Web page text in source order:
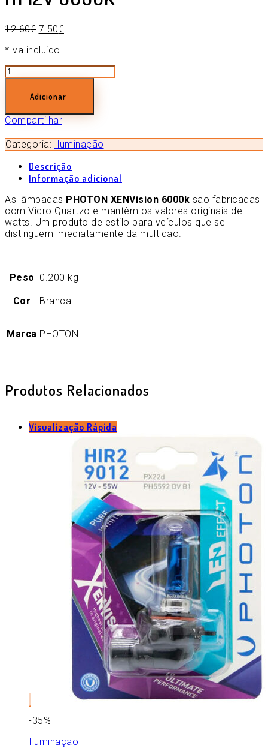
12.60€ 7.50€
*Iva incluido
Quantidade
de
6000K
Adicionar
Compartilhar
Categoria: Iluminação
Descrição
Informação adicional
As lâmpadas PHOTON XENVision 6000k são fabricadas
com Vidro Quartzo e mantêm os valores originais de
watts. Um produto de estilo para veículos que se
distinguem imediatamente da multidão.
Peso 0.200 kg
Cor Branca
Marca PHOTON
Produtos Relacionados
Visualização Rápida
-35%
Iluminação